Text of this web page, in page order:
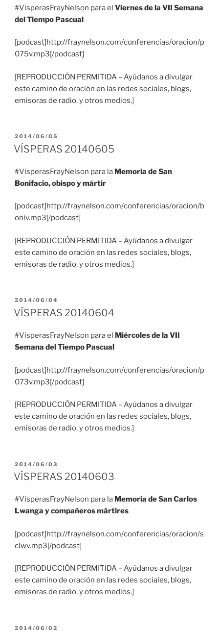
#VisperasFrayNelson para el Viernes de la VII Semana
del Tiempo Pascual
[podcast]http://fraynelson.com/conferencias/oracion/p
075v.mp3[/podcast]
[REPRODUCCIÓN PERMITIDA – Ayúdanos a divulgar
este camino de oración en las redes sociales, blogs,
emisoras de radio, y otros medios.]
PUBLICADO
EL
2014/06/05
VÍSPERAS 20140605
#VisperasFrayNelson para la Memoria de San
Bonifacio, obispo y mártir
[podcast]http://fraynelson.com/conferencias/oracion/b
oniv.mp3[/podcast]
[REPRODUCCIÓN PERMITIDA – Ayúdanos a divulgar
este camino de oración en las redes sociales, blogs,
emisoras de radio, y otros medios.]
PUBLICADO
EL
2014/06/04
VÍSPERAS 20140604
#VisperasFrayNelson para el Miércoles de la VII
Semana del Tiempo Pascual
[podcast]http://fraynelson.com/conferencias/oracion/p
073v.mp3[/podcast]
[REPRODUCCIÓN PERMITIDA – Ayúdanos a divulgar
este camino de oración en las redes sociales, blogs,
emisoras de radio, y otros medios.]
PUBLICADO
EL
2014/06/03
VÍSPERAS 20140603
#VisperasFrayNelson para la Memoria de San Carlos
Lwanga y compañeros mártires
[podcast]http://fraynelson.com/conferencias/oracion/s
clwv.mp3[/podcast]
[REPRODUCCIÓN PERMITIDA – Ayúdanos a divulgar
este camino de oración en las redes sociales, blogs,
emisoras de radio, y otros medios.]
PUBLICADO
2014/06/02